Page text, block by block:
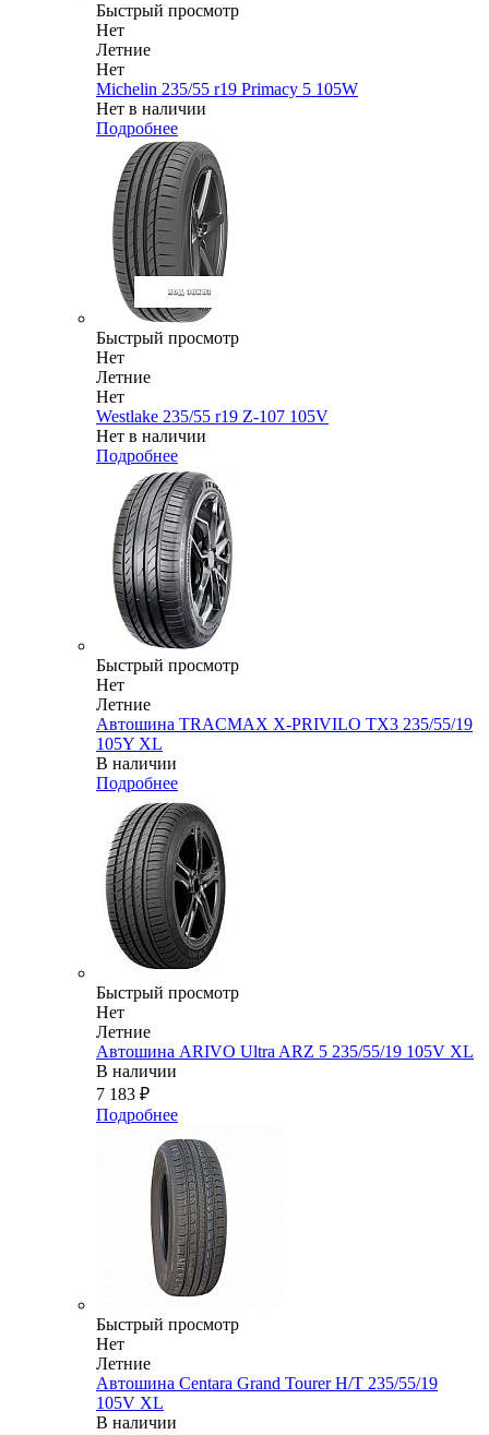
Быстрый просмотр
Нет
Летние
Нет
Michelin 235/55 r19 Primacy 5 105W
Нет в наличии
Подробнее
Быстрый просмотр
Нет
Летние
Нет
Westlake 235/55 r19 Z-107 105V
Нет в наличии
Подробнее
Быстрый просмотр
Нет
Летние
Автошина TRACMAX X-PRIVILO TX3 235/55/19
105Y XL
В наличии
Подробнее
Быстрый просмотр
Нет
Летние
Автошина ARIVO Ultra ARZ 5 235/55/19 105V XL
В наличии
7 183 ₽
Подробнее
Быстрый просмотр
Нет
Летние
Автошина Centara Grand Tourer H/T 235/55/19
105V XL
В наличии